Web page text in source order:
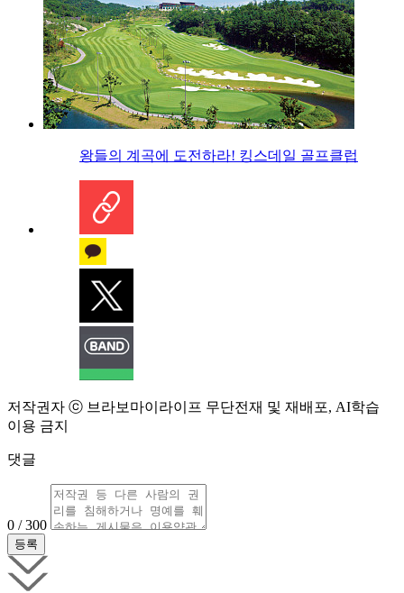
왕들의 계곡에 도전하라! 킹스데일 골프클럽
저작권자 ⓒ 브라보마이라이프 무단전재 및 재배포, AI학습
이용 금지
댓글
0 / 300